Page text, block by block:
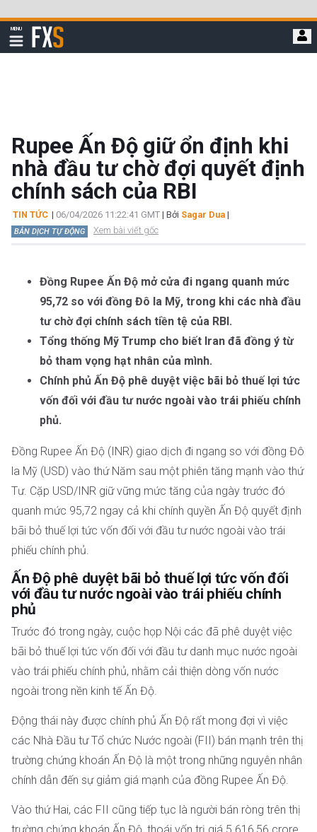
qua
đi
MENU
Hiển
thị
FXStreet
Rupee Ấn Độ giữ ổn định khi
nhà đầu tư chờ đợi quyết định
chính sách của RBI
TIN TỨC | 06/04/2026 11:22:41 GMT | Bởi Sagar Dua |
BẢN DỊCH TỰ ĐỘNG Xem bài viết gốc
Đồng Rupee Ấn Độ mở cửa đi ngang quanh mức
95,72 so với đồng Đô la Mỹ, trong khi các nhà đầu
tư chờ đợi chính sách tiền tệ của RBI.
Tổng thống Mỹ Trump cho biết Iran đã đồng ý từ
bỏ tham vọng hạt nhân của mình.
Chính phủ Ấn Độ phê duyệt việc bãi bỏ thuế lợi tức
vốn đối với đầu tư nước ngoài vào trái phiếu chính
phủ.
Đồng Rupee Ấn Độ (INR) giao dịch đi ngang so với đồng Đô
la Mỹ (USD) vào thứ Năm sau một phiên tăng mạnh vào thứ
Tư. Cặp USD/INR giữ vững mức tăng của ngày trước đó
quanh mức 95,72 ngay cả khi chính quyền Ấn Độ quyết định
bãi bỏ thuế lợi tức vốn đối với đầu tư nước ngoài vào trái
phiếu chính phủ.
Ấn Độ phê duyệt bãi bỏ thuế lợi tức vốn đối
với đầu tư nước ngoài vào trái phiếu chính
phủ
Trước đó trong ngày, cuộc họp Nội các đã phê duyệt việc
bãi bỏ thuế lợi tức vốn đối với đầu tư danh mục nước ngoài
vào trái phiếu chính phủ, nhằm cải thiện dòng vốn nước
ngoài trong nền kinh tế Ấn Độ.
Động thái này được chính phủ Ấn Độ rất mong đợi vì việc
các Nhà Đầu tư Tổ chức Nước ngoài (FII) bán mạnh trên thị
trường chứng khoán Ấn Độ là một trong những nguyên nhân
chính dẫn đến sự giảm giá mạnh của đồng Rupee Ấn Độ.
Vào thứ Hai, các FII cũng tiếp tục là người bán ròng trên thị